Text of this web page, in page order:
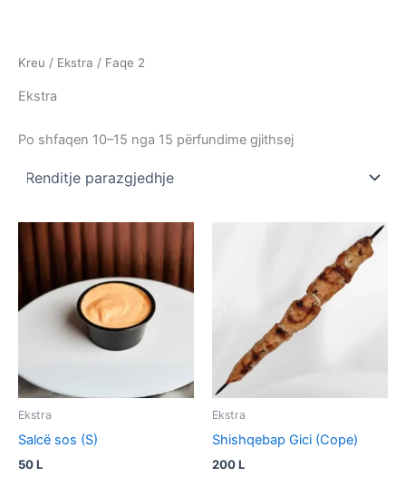
Kreu / Ekstra / Faqe 2
Ekstra
Po shfaqen 10–15 nga 15 përfundime gjithsej
Ekstra
Salcë sos (S)
50L
Ekstra
Shishqebap Gici (Cope)
200L